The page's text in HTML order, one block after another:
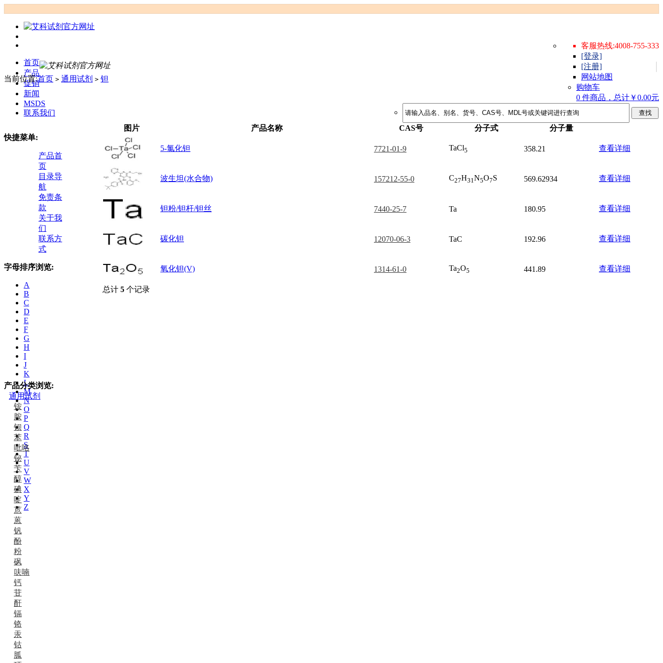
客服热线:4008-755-333
[登录]
[注册]
网站地图
购物车
0 件商品，总计￥0.00元
首页
产品
促销
新闻
MSDS
联系我们
当前位置:首页 > 通用试剂 > 钽
快捷菜单:
产品首
页
目录导
航
免责条
款
关于我
们
联系方
式
字母排序浏览:
A
B
C
D
E
F
G
H
I
J
K
L
M
N
O
P
Q
R
S
T
U
V
W
X
Y
Z
产品分类浏览:
通用试剂
铵
胺
钡
苯
吡咯
铋
苄
醇
碘
啶
苊
蒽
钒
酚
粉
砜
呋喃
钙
苷
酐
镉
铬
汞
钴
胍
图片 产品名称 CAS号 分子式 分子量
5-氯化钽 7721-01-9 TaCl5 358.21 查看详细
波生坦(水合物) 157212-55-0 C27H31N5O7S 569.62934 查看详细
钽粉/钽杆/钽丝 7440-25-7 Ta 180.95 查看详细
碳化钽 12070-06-3 TaC 192.96 查看详细
氧化钽(V) 1314-61-0 Ta2O5 441.89 查看详细
总计 5 个记录